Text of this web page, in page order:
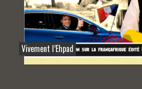
Vivement l’Ehpad